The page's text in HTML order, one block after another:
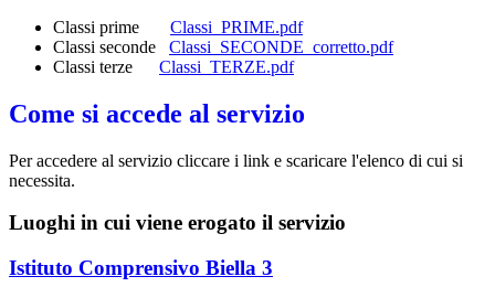
Classi prime Classi_PRIME.pdf
Classi seconde Classi_SECONDE_corretto.pdf
Classi terze Classi_TERZE.pdf
Come si accede al servizio
Per accedere al servizio cliccare i link e scaricare l'elenco di cui si
necessita.
Luoghi in cui viene erogato il servizio
Istituto Comprensivo Biella 3